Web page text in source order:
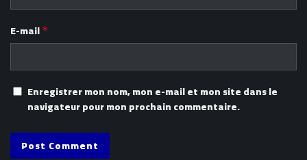
E-mail *
Enregistrer mon nom, mon e-mail et mon site dans le
navigateur pour mon prochain commentaire.